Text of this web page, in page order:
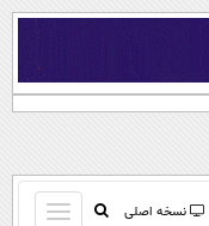
نسخه اصلی
باز